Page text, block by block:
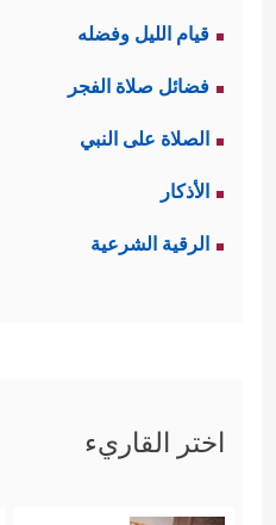
قيام الليل وفضله
فضائل صلاة الفجر
الصلاة على النبي
الأذكار
الرقية الشرعية
اختر القاريء